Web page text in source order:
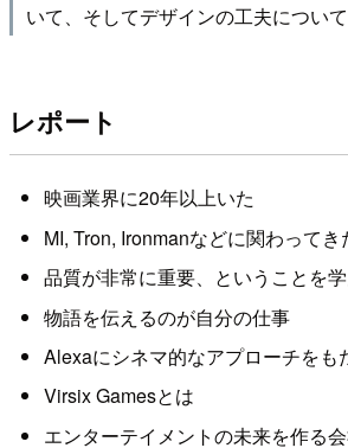
いて、そしてデザインの工夫につい
レポート
映画業界に20年以上いた
MI, Tron, Ironmanなどに関わってき
品質が非常に重要、ということを
物語を伝えるのが自分の仕事
Alexaにシネマ的なアプローチをも
Virsix Gamesとは
エンターテイメントの未来を作る